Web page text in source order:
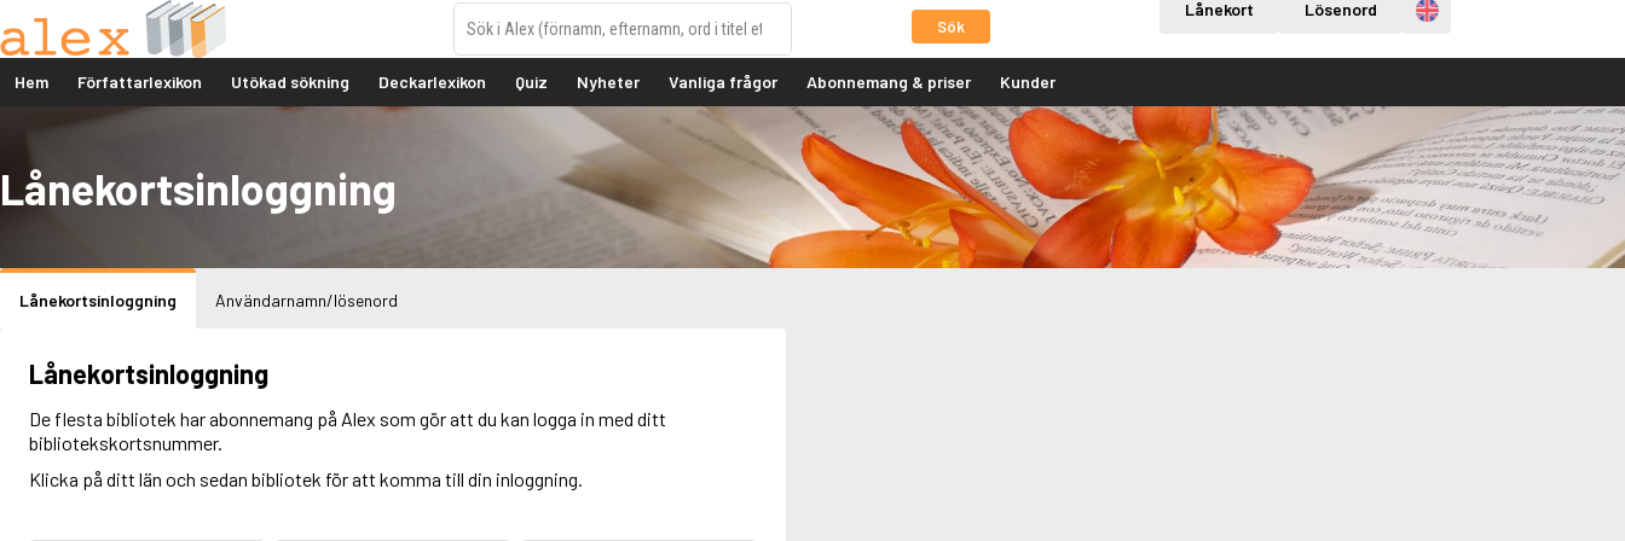
Sök
Lånekort Lösenord Engelska
Hem Författarlexikon Utökad sökning Deckarlexikon Quiz Nyheter Vanliga frågor Abonnemang & priser Kunder
Lånekortsinloggning
Lånekortsinloggning Användarnamn/lösenord
Lånekortsinloggning
De flesta bibliotek har abonnemang på Alex som gör att du kan logga in med ditt
bibliotekskortsnummer.
Klicka på ditt län och sedan bibliotek för att komma till din inloggning.